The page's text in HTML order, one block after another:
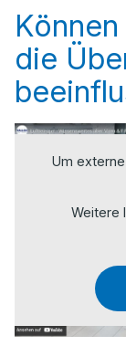
die
Um
Weitere